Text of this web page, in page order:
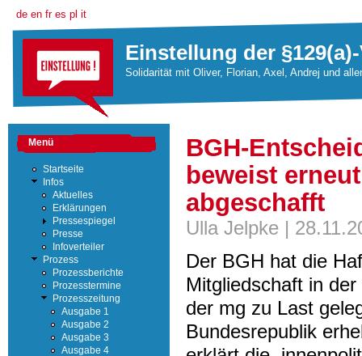
de en fr es pl it
Einstellung der
Solidarität mit Oliver, Florian, Axel, Andrej und
BGH-
beweist
abgeschafft
Ulla Jelpke |
Der BGH hat die
Mitgliedschaft in
der mg zu Last
Bundesrepublik
Menü
Startseite
Infos
Aktuelles
Erklärungen
Pressespiegel
Presse
Infoverteiler
Prozess
Prozessberichte
Prozesstermine
Prozesszeitung
Ausgabe 1
Ausgabe 2
Ausgabe 3
Ausgabe 4